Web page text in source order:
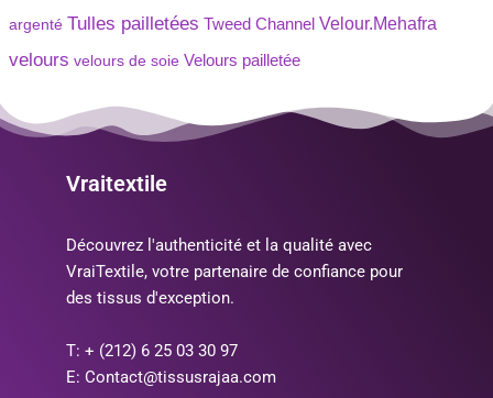
argenté Tulles pailletées Tweed Channel Velour.Mehafra
velours velours de soie Velours pailletée
Vraitextile
Découvrez l'authenticité et la qualité avec
VraiTextile, votre partenaire de confiance pour
des tissus d'exception.
T: + (212) 6 25 03 30 97
E: Contact@tissusrajaa.com